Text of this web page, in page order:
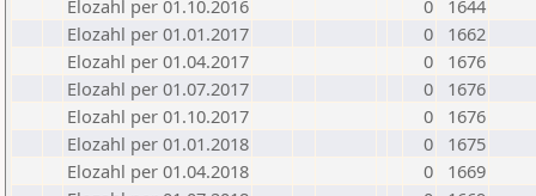
Elozahl per 01.10.2016
0
1644
Elozahl per 01.01.2017
0
1662
Elozahl per 01.04.2017
0
1676
Elozahl per 01.07.2017
0
1676
Elozahl per 01.10.2017
0
1676
Elozahl per 01.01.2018
0
1675
Elozahl per 01.04.2018
0
1669